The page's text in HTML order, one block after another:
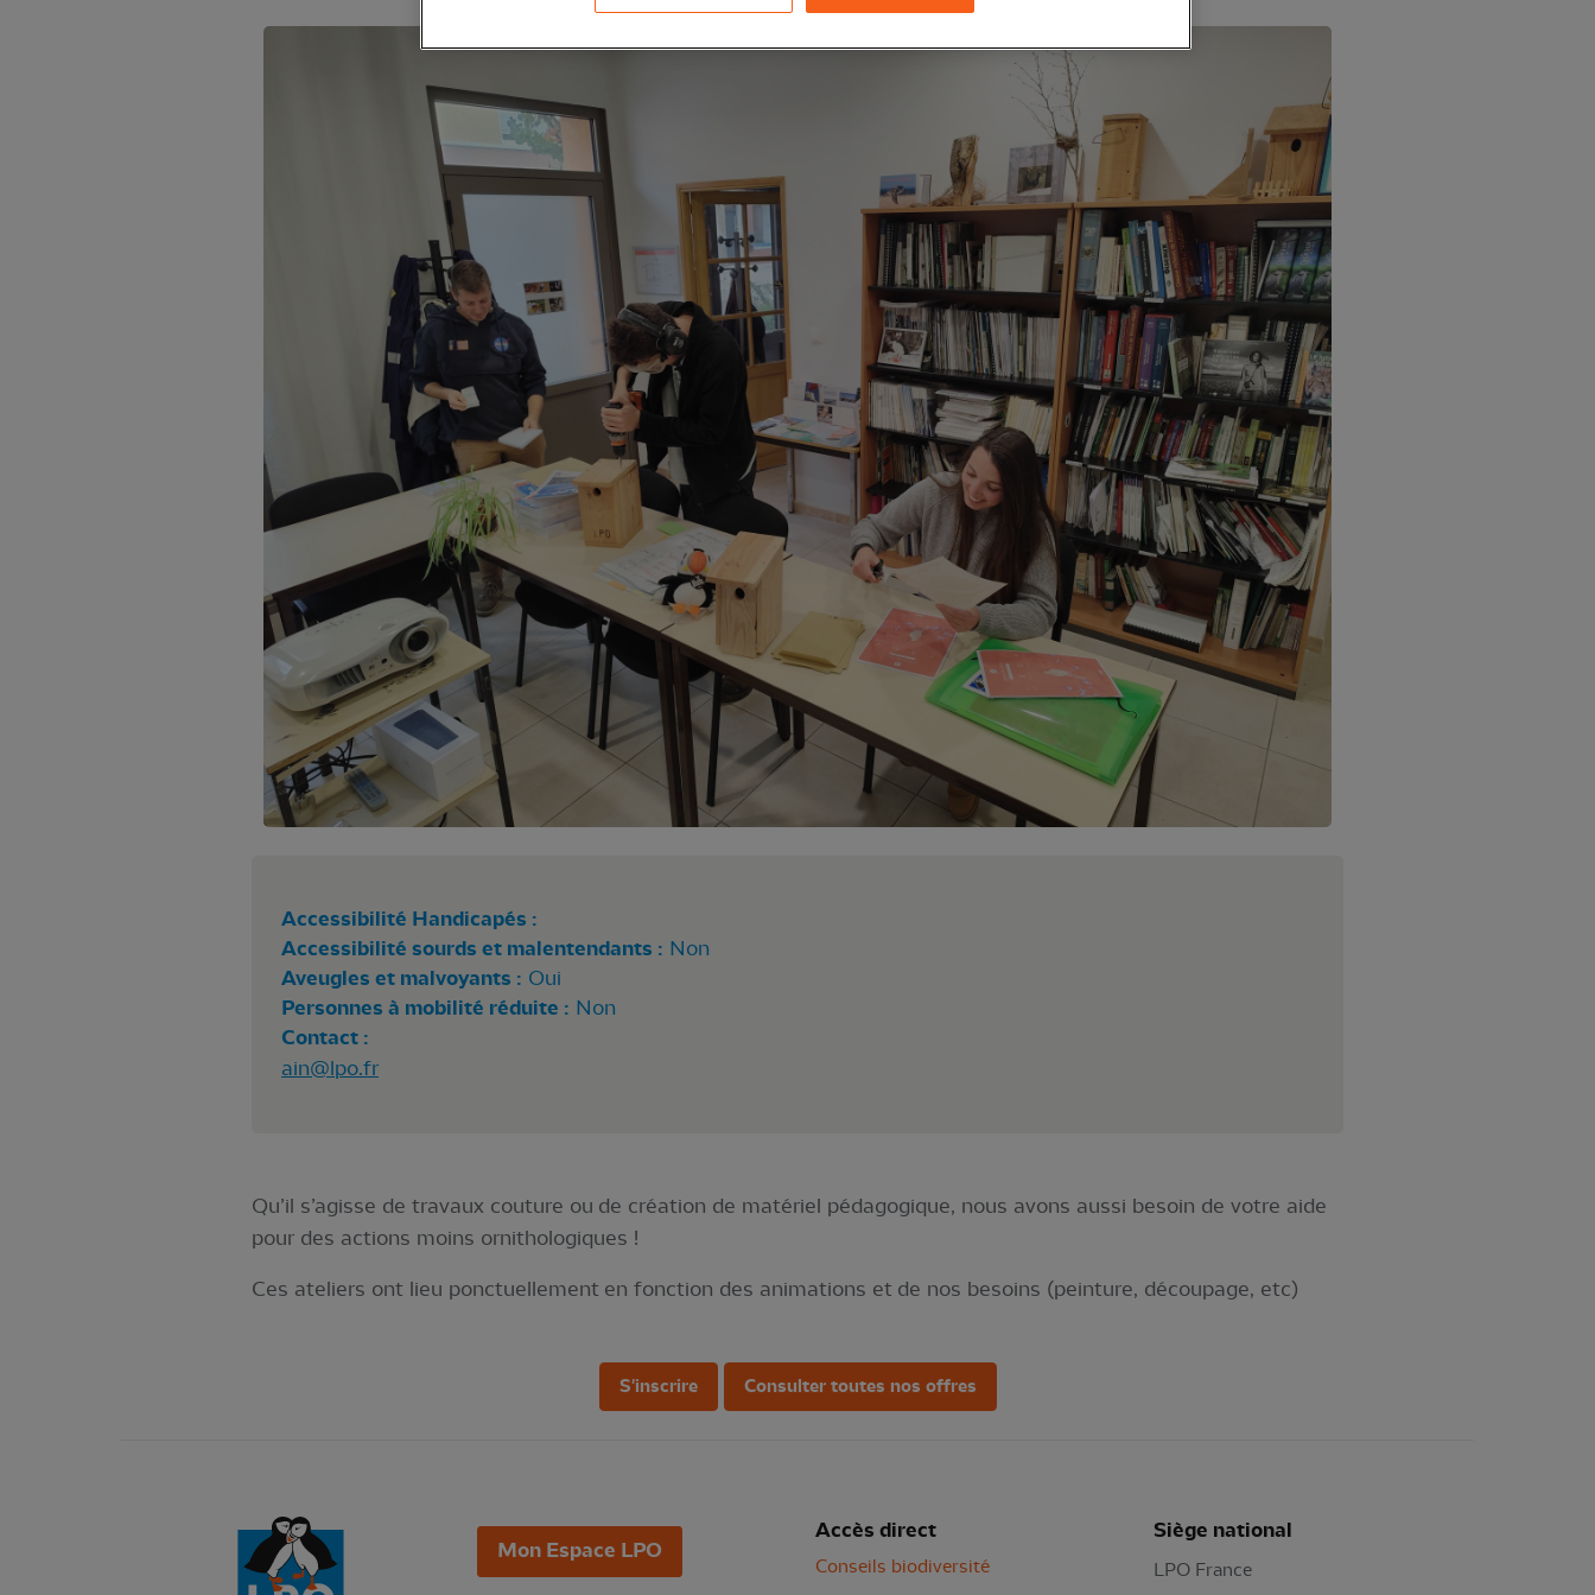
Accessibilité Handicapés :
Accessibilité sourds et malentendants : Non
Aveugles et malvoyants : Oui
Personnes à mobilité réduite : Non
Contact :
ain@lpo.fr
Qu’il s’agisse de travaux couture ou de création de matériel pédagogique, nous avons aussi besoin de votre aide
pour des actions moins ornithologiques !
Ces ateliers ont lieu ponctuellement en fonction des animations et de nos besoins (peinture, découpage, etc)
S'inscrire Consulter toutes nos offres
Mon Espace LPO
Accès direct
Conseils biodiversité
Siège national
LPO France